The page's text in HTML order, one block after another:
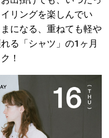
リングを楽しんでい
になる、重ねても軽や
る「シャツ」の1ヶ月
！